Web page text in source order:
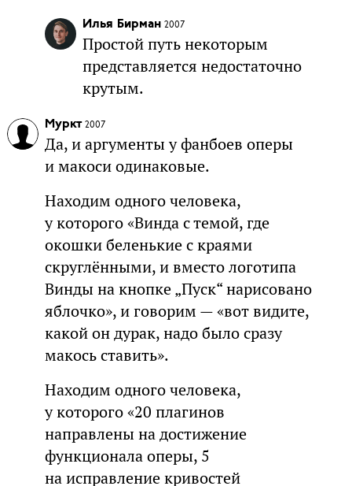
Илья Бирман 2007
Простой путь некоторым
представляется недостаточно
крутым.
Муркт 2007
Да, и аргументы у фанбоев оперы
и макоси одинаковые.
Находим одного человека,
у которого «Винда с темой, где
окошки беленькие с краями
скруглёнными, и вместо логотипа
Винды на кнопке „Пуск“ нарисовано
яблочко», и говорим — «вот видите,
какой он дурак, надо было сразу
макось ставить».
Находим одного человека,
у которого «20 плагинов
направлены на достижение
функционала оперы, 5
на исправление кривостей